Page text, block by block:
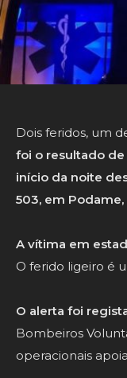
Dois feridos, um
foi o resultado
início da noite
503, em Podame,
A vítima em
O ferido ligeiro é
O alerta foi
Bombeiros
operacionais